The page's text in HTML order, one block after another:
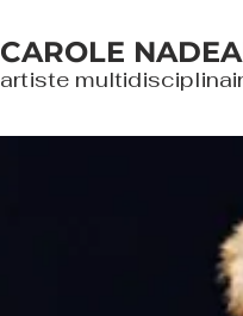
CAROLE
artiste